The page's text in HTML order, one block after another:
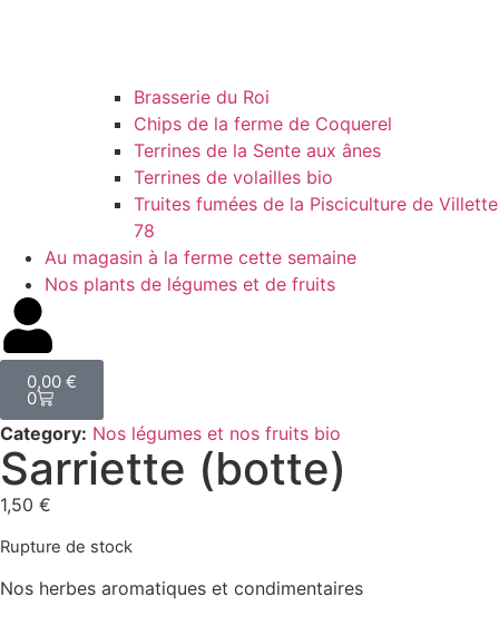
Brasserie du Roi
Chips de la ferme de Coquerel
Terrines de la Sente aux ânes
Terrines de volailles bio
Truites fumées de la Pisciculture de Villette
78
Au magasin à la ferme cette semaine
Nos plants de légumes et de fruits
0,00 €
0
Category: Nos légumes et nos fruits bio
Sarriette (botte)
1,50 €
Rupture de stock
Nos herbes aromatiques et condimentaires